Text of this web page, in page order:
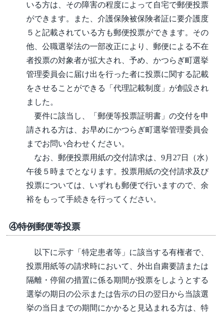
いる方は、その障害の程度によって自宅で郵便投票
ができます。また、介護保険被保険者証に要介護度
５と記載されている方も郵便投票ができます。その
他、公職選挙法の一部改正により、郵便による不在
者投票の対象者が拡大され、予め、かつらぎ町選挙
管理委員会に届け出を行った者に投票に関する記載
をさせることができる「代理記載制度」が創設され
ました。
要件に該当し、「郵便等投票証明書」の交付を申
請される方は、お早めにかつらぎ町選挙管理委員会
までお問い合わせください。
なお、郵便投票用紙の交付請求は、9月27日（水）
午後５時までとなります。投票用紙の交付請求及び
投票については、いずれも郵便で行いますので、余
裕をもって手続きを行ってください。
④特例郵便等投票
以下に示す「特定患者等」に該当する有権者で、
投票用紙等の請求時において、外出自粛要請または
隔離・停留の措置に係る期間が投票をしようとする
選挙の期日の公示または告示の日の翌日から当該選
挙の当日までの期間にかかると見込まれる方は、特